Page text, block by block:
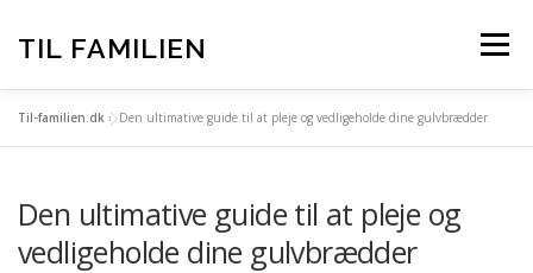
indhold
TIL FAMILIEN Menu
TIL-FAMILIEN.DK – BAG OM
Til-familien.dk »Den ultimative guide til at pleje og vedligeholde dine gulvbrædder
Den ultimative guide til at pleje og
vedligeholde dine gulvbrædder